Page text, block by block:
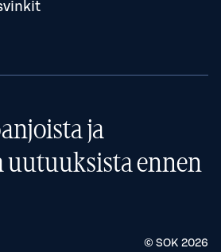
ja
uutuuksista ennen
© SOK 2026